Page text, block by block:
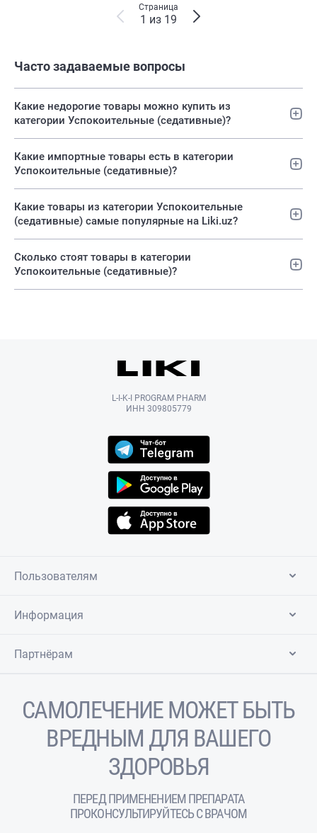
Страница
1 из 19
Часто задаваемые вопросы
Какие недорогие товары можно купить из
категории Успокоительные (седативные)?
Какие импортные товары есть в категории
Успокоительные (седативные)?
Какие товары из категории Успокоительные
(седативные) самые популярные на Liki.uz?
Сколько стоят товары в категории
Успокоительные (седативные)?
L-I-K-I PROGRAM PHARM
ИНН 309805779
Пользователям
Информация
Партнёрам
САМОЛЕЧЕНИЕ МОЖЕТ БЫТЬ
ВРЕДНЫМ ДЛЯ ВАШЕГО
ЗДОРОВЬЯ
ПЕРЕД ПРИМЕНЕНИЕМ ПРЕПАРАТА
ПРОКОНСУЛЬТИРУЙТЕСЬ С ВРАЧОМ